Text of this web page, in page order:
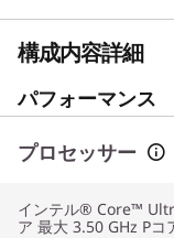
構成内容詳細
パフォーマンス
プロセッサー
インテル® Core™
ア 最大 3.50 GHz P